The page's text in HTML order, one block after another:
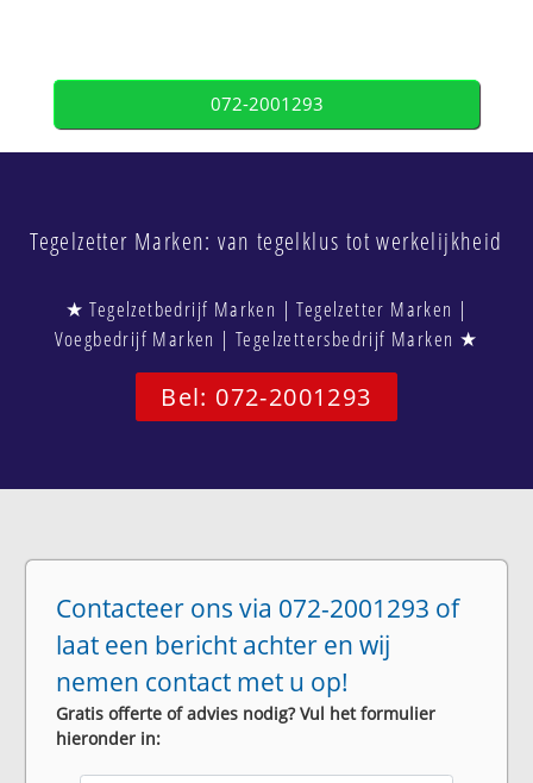
072-2001293
Tegelzetter Marken: van tegelklus tot werkelijkheid
★ Tegelzetbedrijf Marken | Tegelzetter Marken |
Voegbedrijf Marken | Tegelzettersbedrijf Marken ★
Bel: 072-2001293
Contacteer ons via 072-2001293 of
laat een bericht achter en wij
nemen contact met u op!
Gratis offerte of advies nodig? Vul het formulier
hieronder in: